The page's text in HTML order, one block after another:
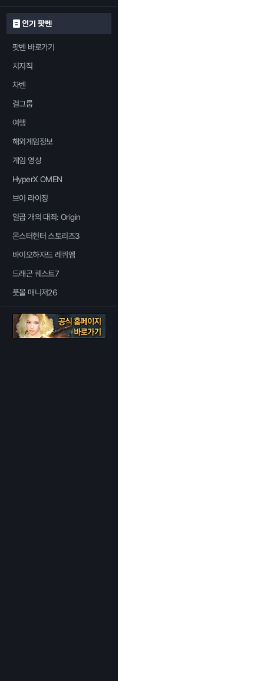
인기 팟벤
팟벤 바로가기
치지직
차벤
걸그룹
여행
해외게임정보
게임 영상
HyperX OMEN
브이 라이징
일곱 개의 대죄: Origin
몬스터헌터 스토리즈3
바이오하자드 레퀴엠
드래곤 퀘스트7
풋볼 매니저26